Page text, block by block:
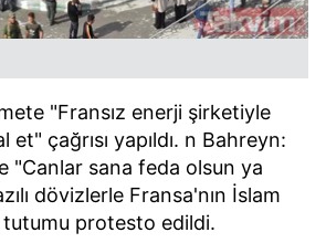
"Fransız enerji şirketiyle
et" çağrısı yapıldı. n Bahreyn:
"Canlar sana feda olsun ya
dövizlerle Fransa'nın İslam
tutumu protesto edildi.